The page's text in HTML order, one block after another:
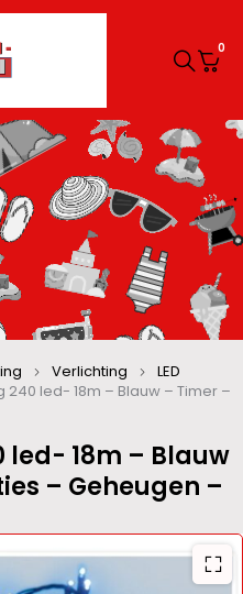
0
18m – Blauw
– Geheugen –
Verlichting
LED
240 led- 18m – Blauw – Timer –